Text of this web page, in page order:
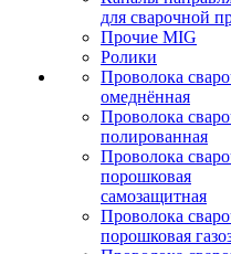
для сварочной
Прочие MIG
Ролики
Проволока
омеднённая
Проволока
полированная
Проволока
порошковая
самозащитная
Проволока
порошковая